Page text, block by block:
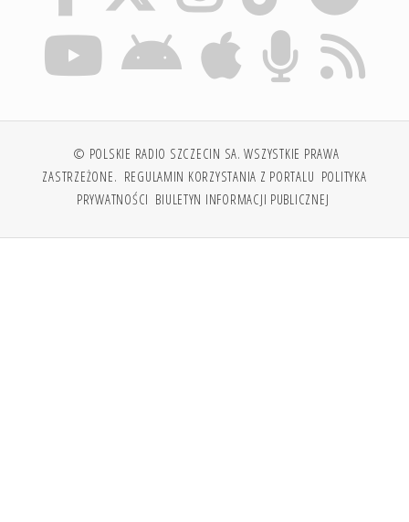
© POLSKIE RADIO SZCZECIN SA. WSZYSTKIE PRAWA
ZASTRZEŻONE. REGULAMIN KORZYSTANIA Z PORTALU POLITYKA
PRYWATNOŚCI BIULETYN INFORMACJI PUBLICZNEJ